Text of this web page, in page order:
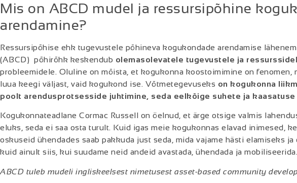
Mis on ABCD mudel ja ressursipõhine
arendamine?
Ressursipõhise ehk tugevustele põhineva kogukondade arendamise
(ABCD) põhirõhk keskendub olemasolevatele tugevustele ja
probleemidele. Oluline on mõista, et kogukonna koostoimimine on fenomen,
luua keegi väljast, vaid kogukond ise. Võtmetegevuseks on kogukonna
poolt arendusprotsesside juhtimine, seda eelkõige suhete ja kaasatuse
Kogukonnateadlane Cormac Russell on öelnud, et ärge otsige valmis
eluks, seda ei saa osta turult. Kuid igas meie kogukonnas elavad inimesed,
oskuseid ühendades saab pakkuda just seda, mida vajame hästi elamiseks
kuid ainult siis, kui suudame neid andeid avastada, ühendada ja mobiliseerida.
ABCD tuleb mudeli ingliskeelsest nimetusest asset-based community